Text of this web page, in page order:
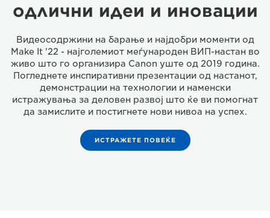
одлични идеи и иновации
Видеосодржини на барање и најдобри моменти од
Make It '22 - најголемиот меѓународен ВИП-настан во
живо што го организира Canon уште од 2019 година.
Погледнете инспиративни презентации од настанот,
демонстрации на технологии и наменски
истражувања за деловен развој што ќе ви помогнат
да замислите и постигнете нови нивоа на успех.
ИСТРАЖЕТЕ ПОВЕЌЕ